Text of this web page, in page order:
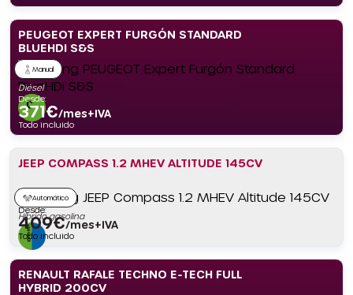
PEUGEOT EXPERT FURGÓN STANDARD
BLUEHDI S&S
Manual
Diésel
Desde:
371€/mes+IVA
Todo incluido
JEEP COMPASS 1.2 MHEV ALTITUDE 145CV
Automático
Híbrido gasolina
Desde:
409€/mes+IVA
Todo incluido
RENAULT RAFALE TECHNO E-TECH FULL
HYBRID 200CV